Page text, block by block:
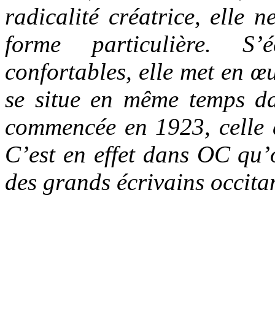
radicalité créatrice, elle
forme particulière.
confortables, elle met en
se situe en même temps
commencée en 1923,
C’est en effet dans OC
des grands écrivains